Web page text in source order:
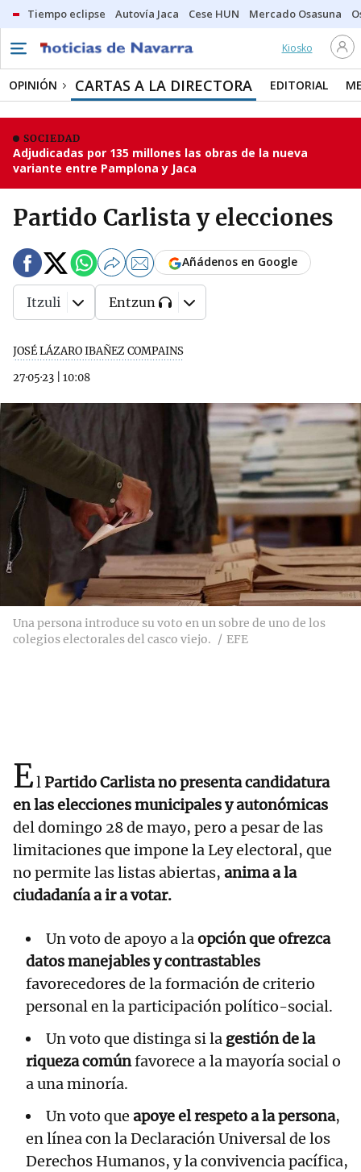
Tiempo eclipse Autovía Jaca Cese HUN Mercado Osasuna
Kiosko
OPINIÓN CARTAS A LA DIRECTORA EDITORIAL
SOCIEDAD
Adjudicadas por 135 millones las obras de la nueva
variante entre Pamplona y Jaca
Partido Carlista y elecciones
JOSÉ LÁZARO IBAÑEZ COMPAINS
27·05·23
10:08
Añádenos en Google
Itzuli Entzun
Una persona introduce su voto en un sobre de uno de los
colegios electorales del casco viejo.
EFE
ElPartido Carlista no presenta candidatura
en las elecciones municipales y autonómicas
del domingo 28 de mayo, pero a pesar de las
limitaciones que impone la Ley electoral, que
no permite las listas abiertas, anima a la
ciudadanía a ir a votar.
Un voto de apoyo a laopción que ofrezca
datos manejables y contrastables
favorecedores de la formación de criterio
personal en la participación político-social.
Un voto que distinga si la gestión de la
riqueza comúnfavorece a la mayoría social o
a una minoría.
Un voto que apoye el respeto a la persona,
en línea con la Declaración Universal de los
Derechos Humanos, y la convivencia pacífica,